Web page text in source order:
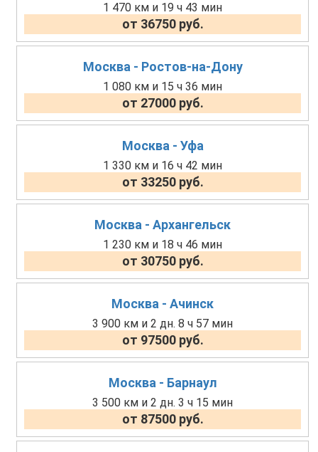
1 470 км и 19 ч 43 мин
от 36750 руб.
Москва - Ростов-на-Дону
1 080 км и 15 ч 36 мин
от 27000 руб.
Москва - Уфа
1 330 км и 16 ч 42 мин
от 33250 руб.
Москва - Архангельск
1 230 км и 18 ч 46 мин
от 30750 руб.
Москва - Ачинск
3 900 км и 2 дн. 8 ч 57 мин
от 97500 руб.
Москва - Барнаул
3 500 км и 2 дн. 3 ч 15 мин
от 87500 руб.